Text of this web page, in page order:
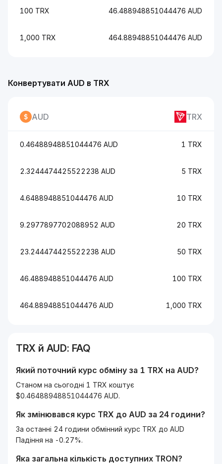
100 TRX 46.488948851044476 AUD
1,000 TRX 464.88948851044476 AUD
Конвертувати AUD в TRX
AUD TRX
0.46488948851044476 AUD 1 TRX
2.3244474425522238 AUD 5 TRX
4.6488948851044476 AUD 10 TRX
9.2977897702088952 AUD 20 TRX
23.244474425522238 AUD 50 TRX
46.488948851044476 AUD 100 TRX
464.88948851044476 AUD 1,000 TRX
TRX й AUD: FAQ
Який поточний курс обміну за 1 TRX на AUD?
Станом на сьогодні 1 TRX коштує
$0.46488948851044476 AUD.
Як змінювався курс TRX до AUD за 24 години?
За останні 24 години обмінний курс TRX до AUD
Падіння на -0.27%.
Яка загальна кількість доступних TRON?